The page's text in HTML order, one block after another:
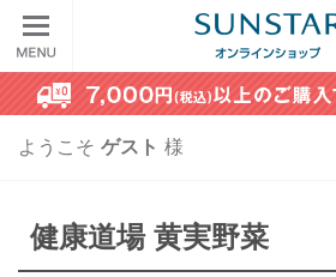
ようこそ ゲスト 様
健康道場 黄実野菜